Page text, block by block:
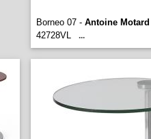
Borneo 07 - Antoine Motard
42728VL
...